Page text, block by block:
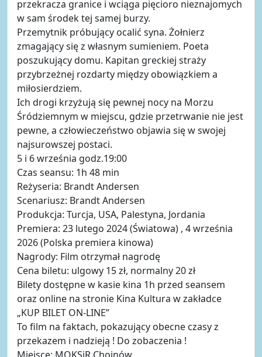
przekracza granice i wciąga pięcioro nieznajomych
w sam środek tej samej burzy.
Przemytnik próbujący ocalić syna. Żołnierz
zmagający się z własnym sumieniem. Poeta
poszukujący domu. Kapitan greckiej straży
przybrzeżnej rozdarty między obowiązkiem a
miłosierdziem.
Ich drogi krzyżują się pewnej nocy na Morzu
Śródziemnym w miejscu, gdzie przetrwanie nie jest
pewne, a człowieczeństwo objawia się w swojej
najsurowszej postaci.
5 i 6 września godz.19:00
Czas seansu: 1h 48 min
Reżyseria: Brandt Andersen
Scenariusz: Brandt Andersen
Produkcja: Turcja, USA, Palestyna, Jordania
Premiera: 23 lutego 2024 (Światowa) , 4 września
2026 (Polska premiera kinowa)
Nagrody: Film otrzymał nagrodę
Cena biletu: ulgowy 15 zł, normalny 20 zł
Bilety dostępne w kasie kina 1h przed seansem
oraz online na stronie Kina Kultura w zakładce
„KUP BILET ON-LINE”
To film na faktach, pokazujący obecne czasy z
przekazem i nadzieją ! Do zobaczenia !